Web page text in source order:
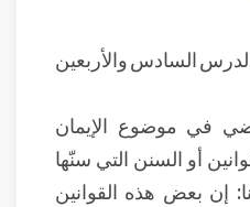
الدرس السادس والأربعين
في موضوع الإيمان
أو السنن التي سنّها
إن بعض هذه القوانين